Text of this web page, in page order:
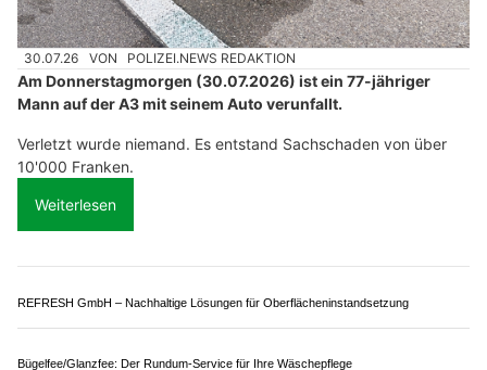
FONDUE HOUSE DU PONT in Luzern: Das Highlight für Fondue-Liebhaber
Mols SG: Sekundenschlaf eines 77-Jährigen